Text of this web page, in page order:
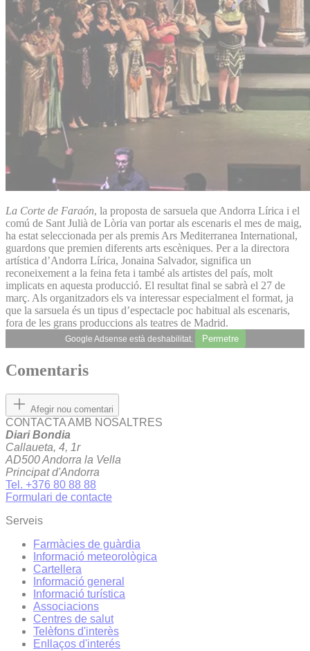
La Corte de Faraón, la proposta de sarsuela que Andorra Lírica i el
comú de Sant Julià de Lòria van portar als escenaris el mes de maig,
ha estat seleccionada per als premis Ars Mediterranea International,
guardons que premien diferents arts escèniques. Per a la directora
artística d’Andorra Lírica, Jonaina Salvador, significa un
reconeixement a la feina feta i també als artistes del país, molt
implicats en aquesta producció. El resultat final se sabrà el 27 de
març. Als organitzadors els va interessar especialment el format, ja
que la sarsuela és un tipus d’espectacle poc habitual als escenaris,
fora de les grans produccions als teatres de Madrid.
Google Adsense està deshabilitat. Permetre
Comentaris
Afegir nou comentari
CONTACTA AMB NOSALTRES
Diari Bondia
Callaueta, 4, 1r
AD500 Andorra la Vella
Principat d'Andorra
Tel. +376 80 88 88
Formulari de contacte
Serveis
Farmàcies de guàrdia
Informació meteorològica
Cartellera
Informació general
Informació turística
Associacions
Centres de salut
Telèfons d'interès
Enllaços d'interés